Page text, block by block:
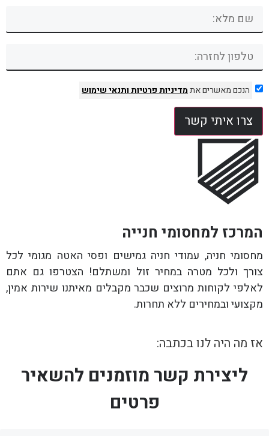
הנכם מאשרים אתמדיניות פרטיותותנאי שימוש
צרו איתי קשר
המרכז למחסומי חנייה
מחסומי חניה, עמודי חניה גמישים ופסי האטה מגומי לכל
צורך ולכל מטרה במחיר זול ומשתלם! הצטרפו גם אתם
לאלפי לקוחות מרוצים שכבר מקבלים מאיתנו שירות אמין,
מקצועי ובמחירים ללא תחרות.
אז מה היה לנו בכתבה:
ליצירת קשר מוזמנים להשאיר
פרטים